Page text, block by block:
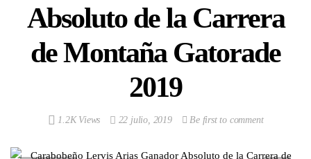
Absoluto de la Carrera
de Montaña Gatorade
2019
1.2K Views 22 julio, 2019 Be first to comment